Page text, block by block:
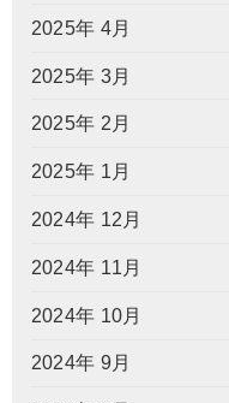
2025年 4月
2025年 3月
2025年 2月
2025年 1月
2024年 12月
2024年 11月
2024年 10月
2024年 9月